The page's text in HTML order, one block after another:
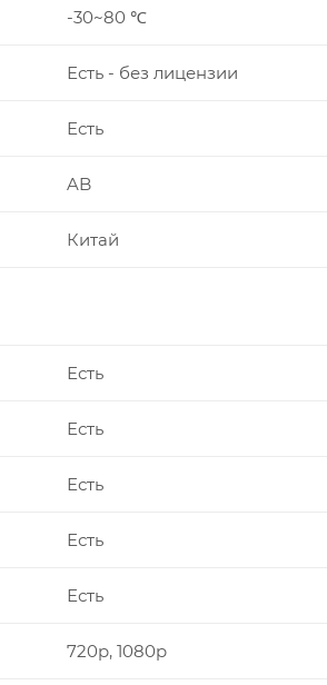
-30~80 ℃
Есть - без лицензии
Есть
AB
Китай
Есть
Есть
Есть
Есть
Есть
720p, 1080p